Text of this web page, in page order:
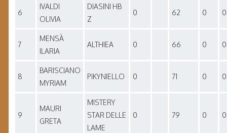
6
IVALDI
OLIVIA
DIASINI HB
Z
0 62 0 0
7
MENSÀ
ILARIA
ALTHIEA 0 66 0 0
8
BARISCIANO
MYRIAM
PIKYNIELLO 0 71 0 0
9
MAURI
GRETA
MISTERY
STAR DELLE
LAME
0 79 0 0